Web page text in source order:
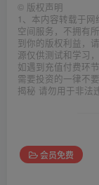
© 版权声明
1、本内容转载于
空间服务，不拥有
到你的版权利益，
源仅供测试和学习
如遇到充值付费环
需要投资的一律不
揭秘 请勿用于非法
会员免费